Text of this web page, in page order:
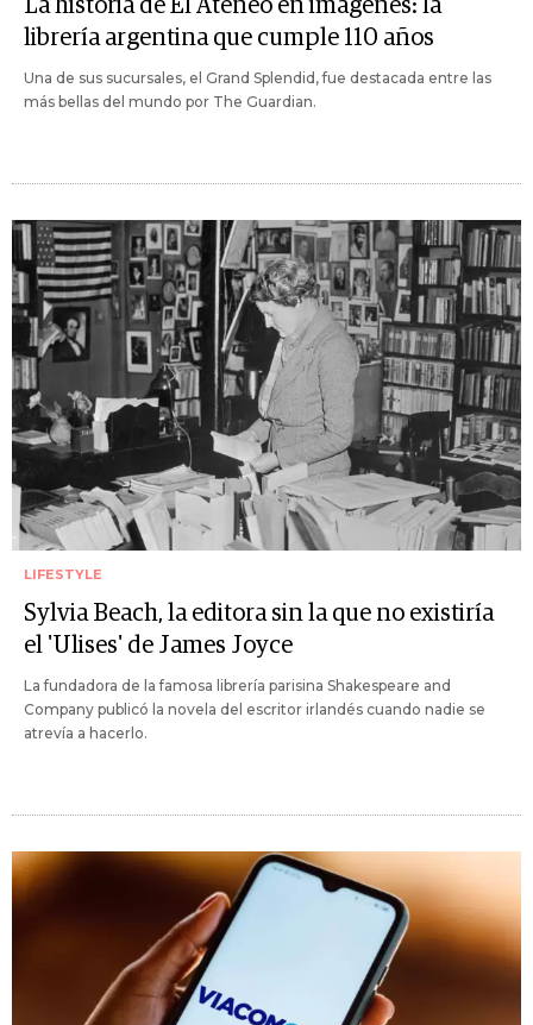
La historia de El Ateneo en imágenes: la
librería argentina que cumple 110 años
Una de sus sucursales, el Grand Splendid, fue destacada entre las
más bellas del mundo por The Guardian.
LIFESTYLE
Sylvia Beach, la editora sin la que no existiría
el 'Ulises' de James Joyce
La fundadora de la famosa librería parisina Shakespeare and
Company publicó la novela del escritor irlandés cuando nadie se
atrevía a hacerlo.